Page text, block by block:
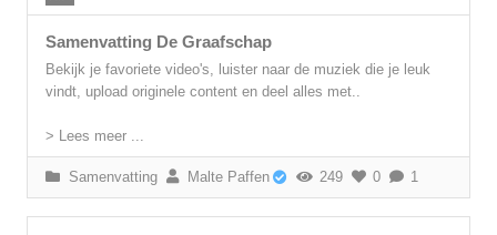
Samenvatting De Graafschap
Bekijk je favoriete video's, luister naar de muziek die je leuk
vindt, upload originele content en deel alles met..
> Lees meer ...
Samenvatting Malte Paffen 249 0 1